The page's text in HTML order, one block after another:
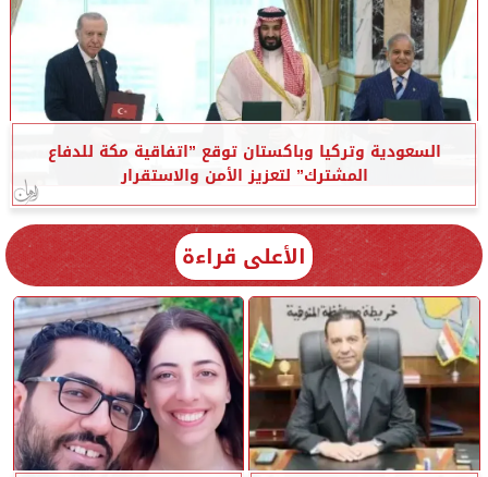
السعودية وتركيا وباكستان توقع ”اتفاقية مكة للدفاع
المشترك” لتعزيز الأمن والاستقرار
الأعلى قراءة